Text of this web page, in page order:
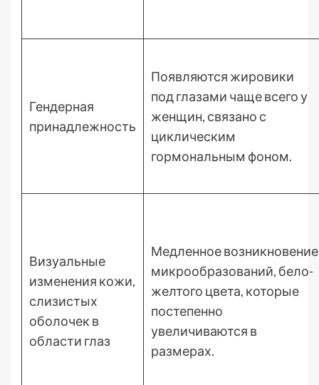
Гендерная
принадлежность
Появляются жировики
под глазами чаще всего у
женщин, связано с
циклическим
гормональным фоном.
Визуальные
изменения кожи,
слизистых
оболочек в
области глаз
Медленное возникновение
микрообразований, бело-
желтого цвета, которые
постепенно
увеличиваются в
размерах.